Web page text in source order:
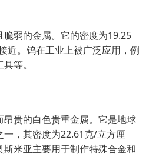
弱的金属。它的密度为19.25
近。钨在工业上被广泛应用，例
等。
贵的白色贵重金属。它是地球
，其密度为22.61克/立方厘
米亚主要用于制作特殊合金和